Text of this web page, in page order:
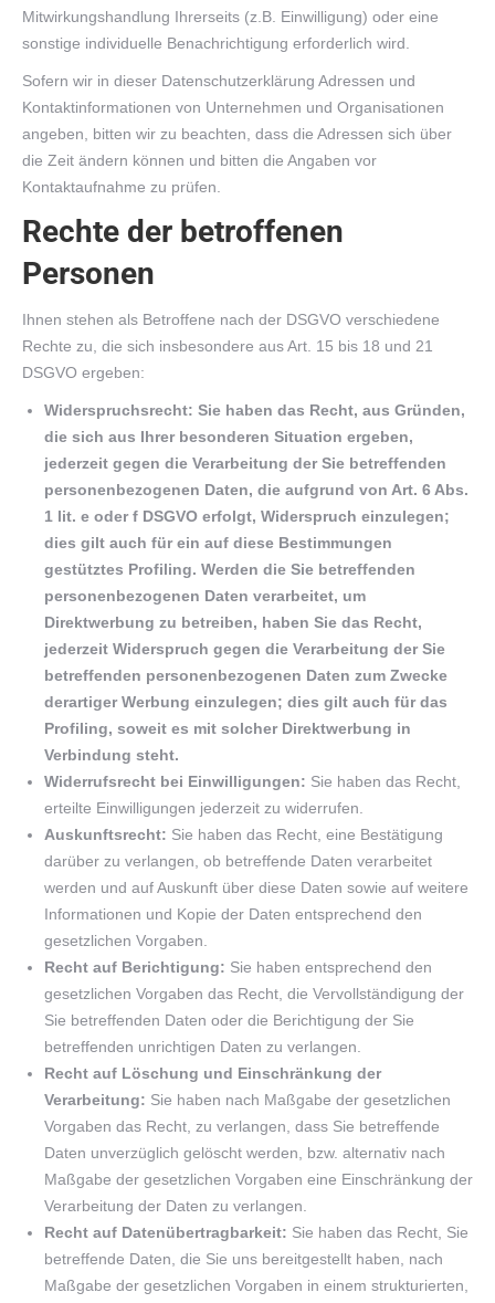
Mitwirkungshandlung Ihrerseits (z.B. Einwilligung) oder eine
sonstige individuelle Benachrichtigung erforderlich wird.
Sofern wir in dieser Datenschutzerklärung Adressen und
Kontaktinformationen von Unternehmen und Organisationen
angeben, bitten wir zu beachten, dass die Adressen sich über
die Zeit ändern können und bitten die Angaben vor
Kontaktaufnahme zu prüfen.
Rechte der betroffenen
Personen
Ihnen stehen als Betroffene nach der DSGVO verschiedene
Rechte zu, die sich insbesondere aus Art. 15 bis 18 und 21
DSGVO ergeben:
Widerspruchsrecht: Sie haben das Recht, aus Gründen,
die sich aus Ihrer besonderen Situation ergeben,
jederzeit gegen die Verarbeitung der Sie betreffenden
personenbezogenen Daten, die aufgrund von Art. 6 Abs.
1 lit. e oder f DSGVO erfolgt, Widerspruch einzulegen;
dies gilt auch für ein auf diese Bestimmungen
gestütztes Profiling. Werden die Sie betreffenden
personenbezogenen Daten verarbeitet, um
Direktwerbung zu betreiben, haben Sie das Recht,
jederzeit Widerspruch gegen die Verarbeitung der Sie
betreffenden personenbezogenen Daten zum Zwecke
derartiger Werbung einzulegen; dies gilt auch für das
Profiling, soweit es mit solcher Direktwerbung in
Verbindung steht.
Widerrufsrecht bei Einwilligungen: Sie haben das Recht,
erteilte Einwilligungen jederzeit zu widerrufen.
Auskunftsrecht: Sie haben das Recht, eine Bestätigung
darüber zu verlangen, ob betreffende Daten verarbeitet
werden und auf Auskunft über diese Daten sowie auf weitere
Informationen und Kopie der Daten entsprechend den
gesetzlichen Vorgaben.
Recht auf Berichtigung: Sie haben entsprechend den
gesetzlichen Vorgaben das Recht, die Vervollständigung der
Sie betreffenden Daten oder die Berichtigung der Sie
betreffenden unrichtigen Daten zu verlangen.
Recht auf Löschung und Einschränkung der
Verarbeitung: Sie haben nach Maßgabe der gesetzlichen
Vorgaben das Recht, zu verlangen, dass Sie betreffende
Daten unverzüglich gelöscht werden, bzw. alternativ nach
Maßgabe der gesetzlichen Vorgaben eine Einschränkung der
Verarbeitung der Daten zu verlangen.
Recht auf Datenübertragbarkeit: Sie haben das Recht, Sie
betreffende Daten, die Sie uns bereitgestellt haben, nach
Maßgabe der gesetzlichen Vorgaben in einem strukturierten,